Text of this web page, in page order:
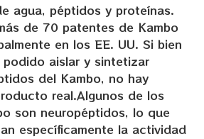
agua, péptidos y proteínas.
de 70 patentes de Kambo
en los EE. UU. Si bien
aislar y sintetizar
del Kambo, no hay
real.Algunos de los
son neuropéptidos, lo que
específicamente la actividad